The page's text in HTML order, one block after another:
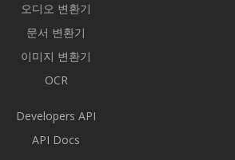
오디오 변환기
문서 변환기
이미지 변환기
OCR
Developers API
API Docs